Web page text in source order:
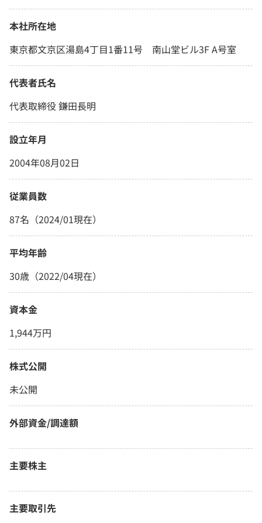
本社所在地
東京都文京区湯島4丁目1番11号 南山堂ビル3F A号室
代表者氏名
代表取締役 鎌田長明
設立年月
2004年08月02日
従業員数
87名（2024/01現在）
平均年齢
30歳（2022/04現在）
資本金
1,944万円
株式公開
未公開
外部資金/調達額
主要株主
主要取引先